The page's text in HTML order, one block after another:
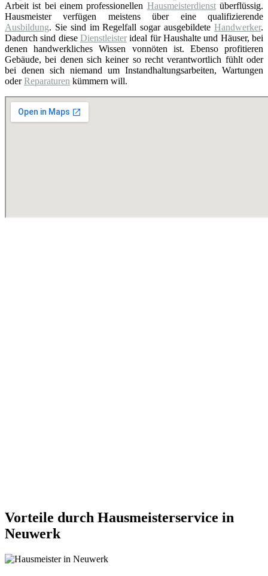
Arbeit ist bei einem professionellen Hausmeisterdienstüberflüssig.
Hausmeister verfügen meistens über eine qualifizierende
Ausbildung. Sie sind im Regelfall sogar ausgebildete Handwerker.
Dadurch sind diese Dienstleister ideal für Haushalte und Häuser, bei
denen handwerkliches Wissen vonnöten ist. Ebenso profitieren
Gebäude, bei denen sich keiner so recht verantwortlich fühlt oder
bei denen sich niemand um Instandhaltungsarbeiten, Wartungen
oderReparaturen kümmern will.
Vorteile durch Hausmeisterservice in
Neuwerk